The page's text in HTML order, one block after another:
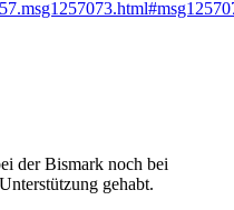
der Bismark noch bei
gehabt.